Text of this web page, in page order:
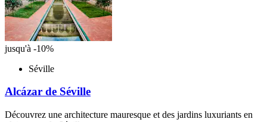
jusqu'à -10%
Séville
Alcázar de Séville
Découvrez une architecture mauresque et des jardins luxuriants en